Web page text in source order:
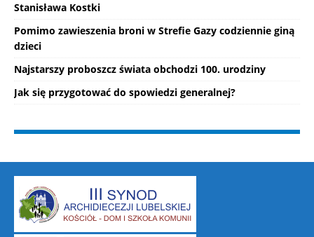
Stanisława Kostki
Pomimo zawieszenia broni w Strefie Gazy codziennie giną
dzieci
Najstarszy proboszcz świata obchodzi 100. urodziny
Jak się przygotować do spowiedzi generalnej?